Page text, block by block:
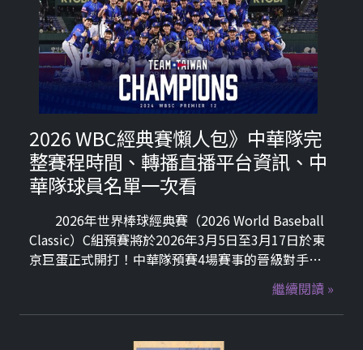
2026 WBC經典賽懶人包》中華隊完
整賽程時間、轉播直播平台資訊、中
華隊球員名單一次看
2026年世界棒球經典賽（2026 World Baseball
Classic）C組預賽將於2026年3月5日至3月17日於東
京巨蛋正式開打！中華隊預賽4場賽事的晉級對手包
括澳洲、日本、捷克以及南韓，各組採單循環賽，每
組取前2名晉級8強賽。最終經歷4強賽後，將在美國
邁阿密LoanDepot Park爭奪總冠軍！
繼續閱讀 »